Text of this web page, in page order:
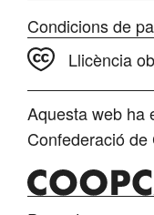
Condicions de
Llicència
Aquesta web ha
Confederació